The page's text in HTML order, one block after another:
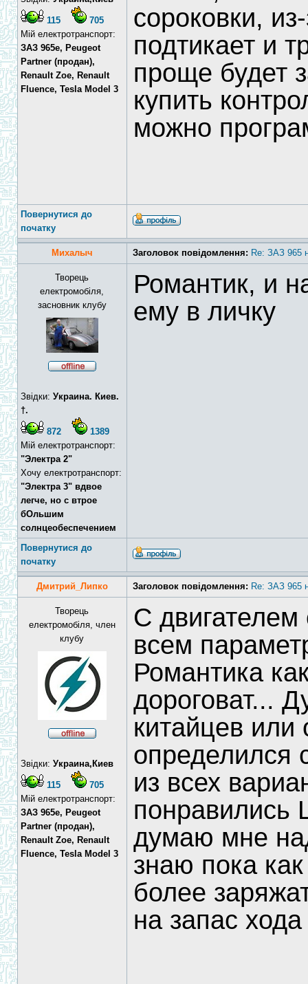
115
705
Мій електротранспорт:
ЗАЗ 965e, Peugeot
Partner (продан),
Renault Zoe, Renault
Fluence, Tesla Model 3
сороковки,
подтикает и
проще будет
купить
можно
Повернутися до
початку
Михалыч Заголовок повідомлення: Re: ЗАЗ 965
Творець
електромобіля,
засновник клубу
Звідки: Украина. Киев.
†.
872
1389
Мій електротранспорт:
"Электра 2"
Хочу електротранспорт:
"Электра 3" вдвое
легче, но с втрое
бОльшим
солнцеобеспечением
Романтик, и
ему в личку
Повернутися до
початку
Дмитрий_Липко Заголовок повідомлення: Re: ЗАЗ 965
Творець
електромобіля, член
клубу
Звідки: Украина,Киев
115
705
Мій електротранспорт:
ЗАЗ 965e, Peugeot
Partner (продан),
Renault Zoe, Renault
Fluence, Tesla Model 3
С
всем
Романтика
дороговат...
китайцев или
определился
из всех
понравились
думаю мне
знаю пока
более
на запас